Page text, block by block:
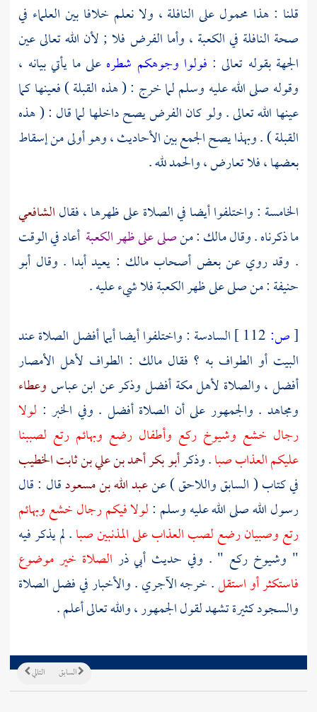
قلنا : هذا محمول على النافلة ، ولا نعلم خلافا بين العلماء في
صحة النافلة فيالكعبة ، وأما الفرض فلا ; لأن الله تعالى عين
الجهة بقوله تعالى : فولوا وجوهكم شطره على ما يأتي بيانه ،
وقوله صلى الله عليه وسلم لما خرج : ( هذه القبلة ) فعينها كما
عينها الله تعالى . ولو كان الفرض يصح داخلها لما قال : ( هذه
القبلة ) . وبهذا يصح الجمع بين الأحاديث ، وهو أولى من إسقاط
بعضها ، فلا تعارض ، والحمد لله .
الخامسة : واختلفوا أيضا في الصلاة على ظهرها ، فقالالشافعي
ما ذكرناه . وقالمالك: منصلى على ظهرالكعبة أعاد في الوقت
. وقد روي عن بعض أصحاب مالك : يعيد أبدا . وقال أبو
حنيفة: من صلى على ظهرالكعبةفلا شيء عليه .
[ص:
السادسة : واختلفوا أيضا أيما أفضل الصلاة عند
البيت أو الطواف به ؟ فقالمالك : الطواف لأهل الأمصار
أفضل ، والصلاة لأهلمكةأفضل وذكر عنابن عباسوعطاء
ومجاهد . والجمهور على أن الصلاة أفضل . وفي الخبر : لولا
رجال خشع وشيوخ ركع وأطفال رضع وبهائم رتع لصببنا
عليكم العذاب صبا. وذكرأبو بكر أحمد بن علي بن ثابت الخطيب
في كتاب ( السابق واللاحق ) عنعبد الله بن مسعودقال : قال
رسول الله صلى الله عليه وسلم :لولا فيكم رجال خشع وبهائم
رتع وصبيان رضع لصب العذاب على المذنبين صبا. لم يذكر فيه
" وشيوخ ركع " . وفي حديث أبي ذر الصلاة خير موضوع
فاستكثر أو استقل. خرجهالآجري. والأخبار في فضل الصلاة
والسجود كثيرة تشهد لقول الجمهور ، والله تعالى أعلم .
التالي السابق